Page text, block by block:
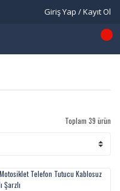
Giriş Yap / Kayıt Ol
Toplam 39 ürün